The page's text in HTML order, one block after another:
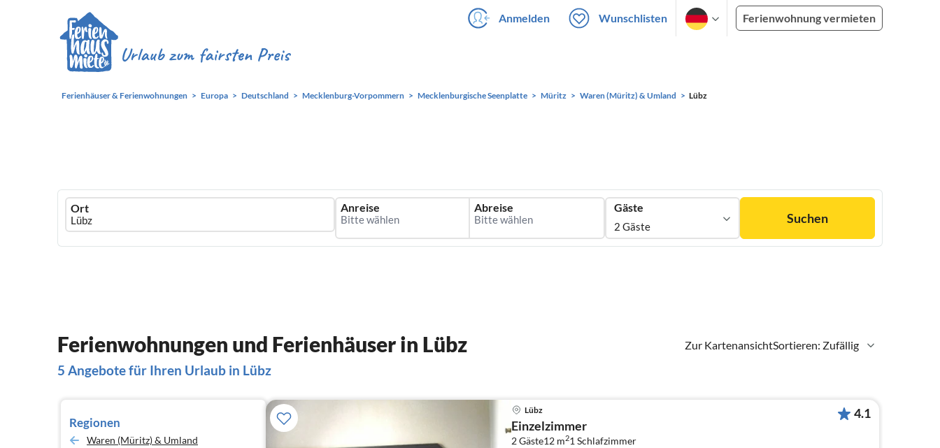
Anmelden Wunschlisten Ferienwohnung vermieten
Ferienhäuser & Ferienwohnungen Europa Deutschland Mecklenburg-Vorpommern Mecklenburgische Seenplatte Müritz Waren (Müritz) & Umland Lübz
Ferienhausmiete
logo
Ort Anreise Abreise Gäste
2 Gäste
Suchen
Zur KartenansichtSortieren: Zufällig
Ferienwohnungen und Ferienhäuser in Lübz
5 Angebote für Ihren Urlaub in Lübz
Regionen
Waren (Müritz) & Umland
Lübz
Einzelzimmer
2 Gäste12 m21 Schlafzimmer
4.1